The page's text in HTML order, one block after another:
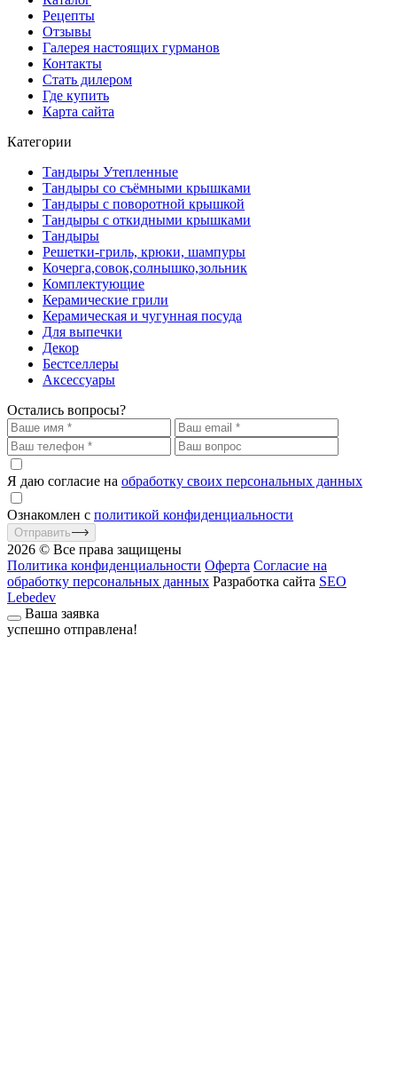
Рецепты
Отзывы
Галерея настоящих гурманов
Контакты
Стать дилером
Где купить
Карта сайта
Категории
Тандыры Утепленные
Тандыры со съёмными крышками
Тандыры с поворотной крышкой
Тандыры с откидными крышками
Тандыры
Решетки-гриль, крюки, шампуры
Кочерга,совок,солнышко,зольник
Комплектующие
Керамические грили
Керамическая и чугунная посуда
Для выпечки
Декор
Бестселлеры
Аксессуары
Остались вопросы?
Я даю согласие на обработку своих персональных данных
Ознакомлен с политикой конфиденциальности
Отправить
2026 © Все права защищены
Политика конфиденциальности Оферта Согласие на
обработку персональных данных Разработка сайта SEO
Lebedev
Ваша заявка
успешно отправлена!